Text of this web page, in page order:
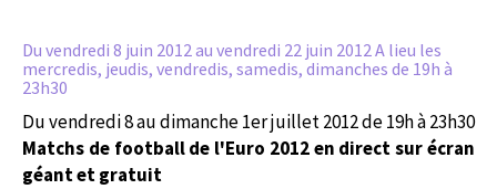
Du vendredi 8 juin 2012au vendredi 22 juin 2012 A lieu les
mercredis, jeudis, vendredis, samedis, dimanches de 19h à
23h30
Du vendredi 8 au dimanche 1er juillet 2012 de 19h à 23h30
Matchs de football de l'Euro 2012 en direct sur écran
géant et gratuit